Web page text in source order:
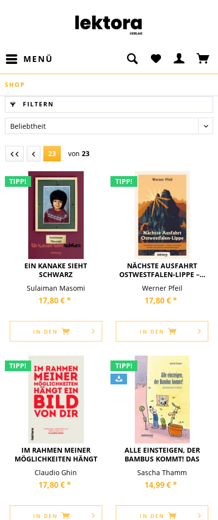
MENÜ
SHOP
FILTERN
23 von 23
TIPP!
EIN KANAKE SIEHT
SCHWARZ
Sulaiman Masomi
17,80 € *
IN DEN
TIPP!
NÄCHSTE AUSFAHRT
OSTWESTFALEN-LIPPE –...
Werner Pfeil
17,80 € *
IN DEN
TIPP!
IM RAHMEN MEINER
MÖGLICHKEITEN HÄNGT
EIN BILD...
Claudio Ghin
17,80 € *
IN DEN
TIPP!
ALLE EINSTEIGEN, DER
BAMBUS KOMMT! DAS
BESTE...
Sascha Thamm
14,99 € *
IN DEN